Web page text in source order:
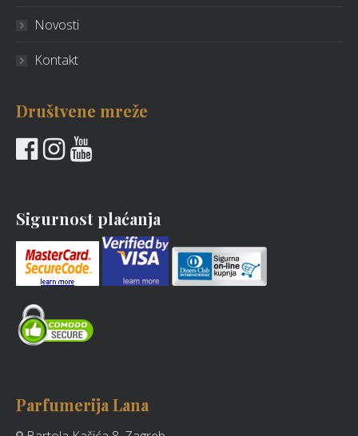
Novosti
Kontakt
Društvene mreže
Sigurnost plaćanja
Parfumerija Lana